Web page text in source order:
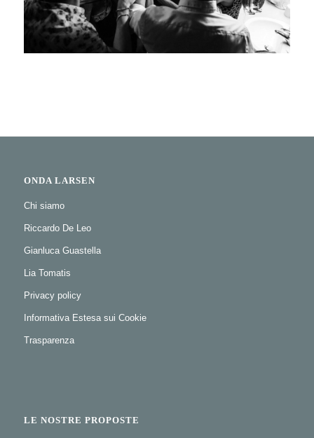
ONDA LARSEN
Chi siamo
Riccardo De Leo
Gianluca Guastella
Lia Tomatis
Privacy policy
Informativa Estesa sui Cookie
Trasparenza
LE NOSTRE PROPOSTE